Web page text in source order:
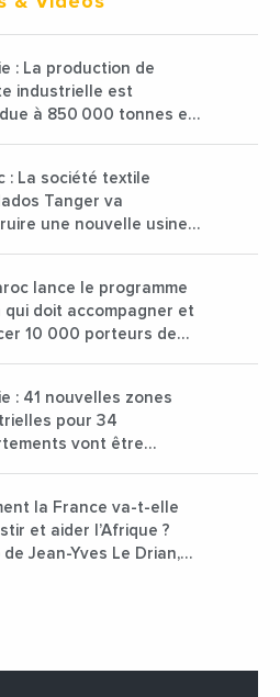
: La production de
industrielle est
à 850 000 tonnes en
: La société textile
Tanger va
une nouvelle usine
lance le programme
qui doit accompagner et
10 000 porteurs de
: 41 nouvelles zones
pour 34
vont être
la France va-t-elle
et aider l’Afrique ?
de Jean-Yves Le Drian,